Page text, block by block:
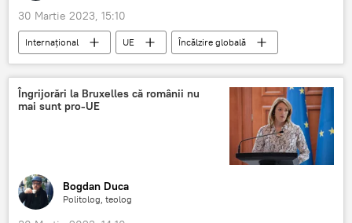
30 Martie 2023, 15:10
Internaţional UE
Încălzire globală
Contribuabili
contribuabil
energie
energie solară
consum de energie
energie eoliană
Îngrijorări la Bruxelles că românii nu
mai sunt pro-UE
Bogdan Duca
Politolog, teolog